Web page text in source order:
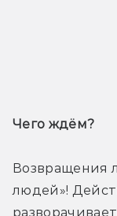
Чего ждём?
Возвращения
людей»!